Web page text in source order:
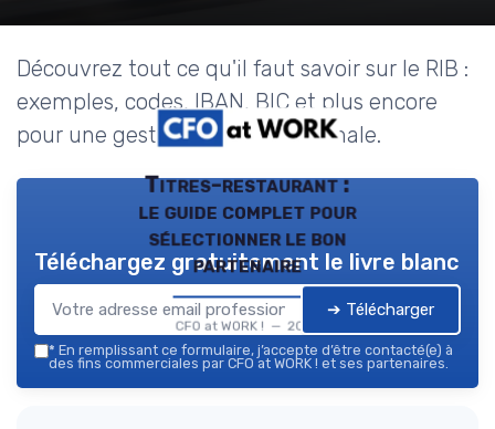
Découvrez tout ce qu'il faut savoir sur le RIB :
exemples, codes, IBAN, BIC et plus encore
pour une gestion bancaire optimale.
Titres-restaurant :
le guide complet pour
sélectionner le bon
partenaire
CFO at WORK ! — 2026
Téléchargez gratuitement le livre blanc
➔ Télécharger
* En remplissant ce formulaire, j’accepte d’être contacté(e) à
des fins commerciales par CFO at WORK ! et ses partenaires.